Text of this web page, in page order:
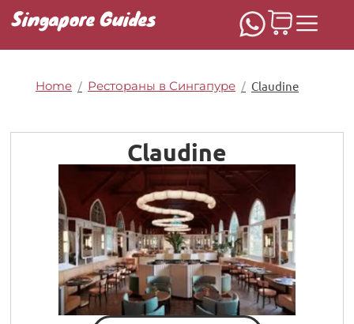
Singapore Guides
Home / Рестораны в Сингапуре / Claudine
Claudine